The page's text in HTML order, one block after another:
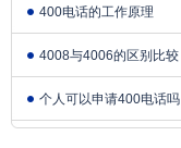
400电话的工作原理
4008与4006的区别比较
个人可以申请400电话吗